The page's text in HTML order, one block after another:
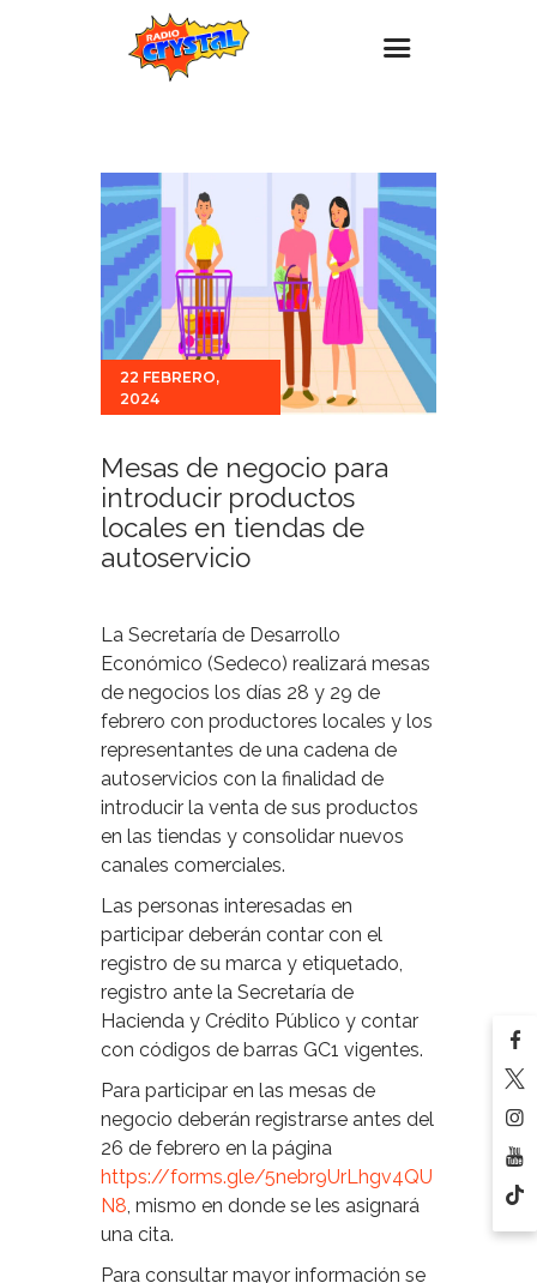
Estaciones
Eventos
Promociones
Noticias
Para ti
Contacto
22 FEBRERO,
2024
Mesas de negocio para
introducir productos
locales en tiendas de
autoservicio
La Secretaría de Desarrollo
Económico (Sedeco) realizará mesas
de negocios los días 28 y 29 de
febrero con productores locales y los
representantes de una cadena de
autoservicios con la finalidad de
introducir la venta de sus productos
en las tiendas y consolidar nuevos
canales comerciales.
Las personas interesadas en
participar deberán contar con el
registro de su marca y etiquetado,
registro ante la Secretaría de
Hacienda y Crédito Público y contar
con códigos de barras GC1 vigentes.
Para participar en las mesas de
negocio deberán registrarse antes del
26 de febrero en la página
https://forms.gle/5nebr9UrLhgv4QU
N8, mismo en donde se les asignará
una cita.
Para consultar mayor información se